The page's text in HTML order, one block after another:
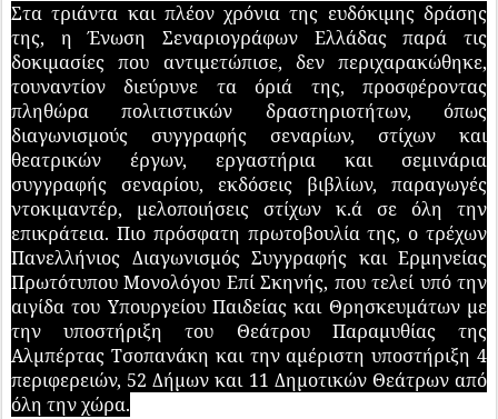
Στα τριάντα και πλέον χρόνια της ευδόκιμης δράσης
της, η Ένωση Σεναριογράφων Ελλάδας παρά τις
δοκιμασίες που αντιμετώπισε, δεν περιχαρακώθηκε,
τουναντίον διεύρυνε τα όριά της, προσφέροντας
πληθώρα πολιτιστικών δραστηριοτήτων, όπως
διαγωνισμούς συγγραφής σεναρίων, στίχων και
θεατρικών έργων, εργαστήρια και σεμινάρια
συγγραφής σεναρίου, εκδόσεις βιβλίων, παραγωγές
ντοκιμαντέρ, μελοποιήσεις στίχων κ.ά σε όλη την
επικράτεια. Πιο πρόσφατη πρωτοβουλία της, ο τρέχων
Πανελλήνιος Διαγωνισμός Συγγραφής και Ερμηνείας
Πρωτότυπου Μονολόγου Επί Σκηνής, που τελεί υπό την
αιγίδα του Υπουργείου Παιδείας και Θρησκευμάτων με
την υποστήριξη του Θεάτρου Παραμυθίας της
Αλμπέρτας Τσοπανάκη και την αμέριστη υποστήριξη 4
περιφερειών, 52 Δήμων και 11 Δημοτικών Θεάτρων από
όλη την χώρα.